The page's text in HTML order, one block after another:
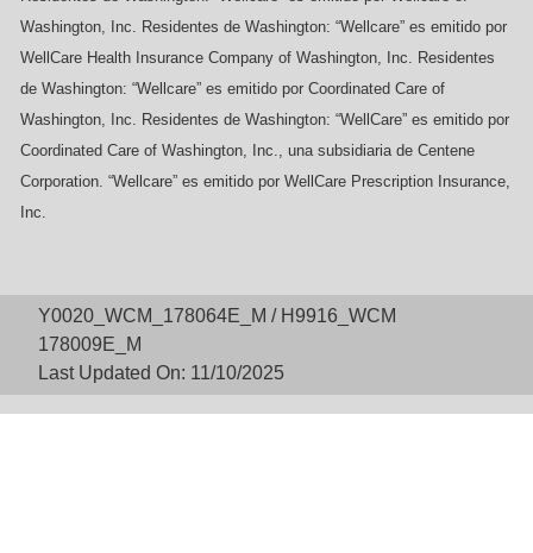
Washington, Inc. Residentes de Washington: “Wellcare” es emitido por
WellCare Health Insurance Company of Washington, Inc. Residentes
de Washington: “Wellcare” es emitido por Coordinated Care of
Washington, Inc. Residentes de Washington: “WellCare” es emitido por
Coordinated Care of Washington, Inc., una subsidiaria de Centene
Corporation. “Wellcare” es emitido por WellCare Prescription Insurance,
Inc.
Y0020_WCM_178064E_M / H9916_WCM
178009E_M
Last Updated On: 11/10/2025